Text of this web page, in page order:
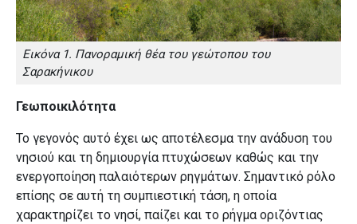
Εικόνα 1. Πανοραμική θέα του γεώτοπου του
Σαρακήνικου
Γεωποικιλότητα
Το γεγονός αυτό έχει ως αποτέλεσμα την ανάδυση του
νησιού και τη δημιουργία πτυχώσεων καθώς και την
ενεργοποίηση παλαιότερων ρηγμάτων. Σημαντικό ρόλο
επίσης σε αυτή τη συμπιεστική τάση, η οποία
χαρακτηρίζει το νησί, παίζει και το ρήγμα οριζόντιας